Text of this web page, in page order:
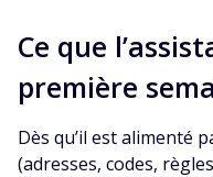
Ce que
première
Dès qu’il est alimenté
(adresses, codes,